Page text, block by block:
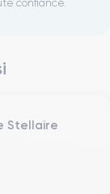
confiance.
Stellaire